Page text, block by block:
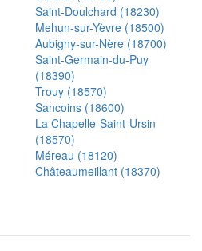
Saint-Doulchard (18230)
Mehun-sur-Yèvre (18500)
Aubigny-sur-Nère (18700)
Saint-Germain-du-Puy
(18390)
Trouy (18570)
Sancoins (18600)
La Chapelle-Saint-Ursin
(18570)
Méreau (18120)
Châteaumeillant (18370)